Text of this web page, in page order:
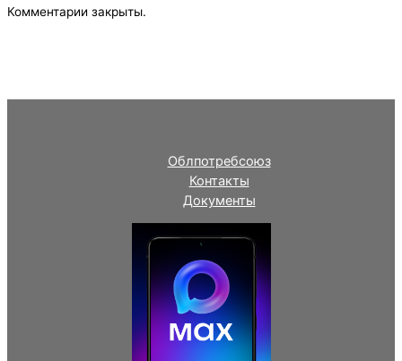
Комментарии закрыты.
Облпотребсоюз
Контакты
Документы